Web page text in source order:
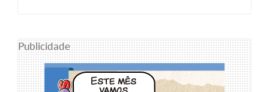
Publicidade